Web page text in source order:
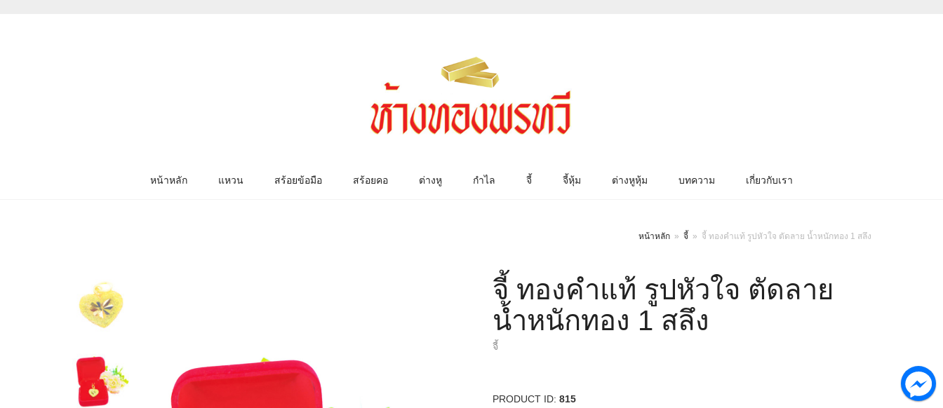
หน้าหลัก แหวน สร้อยข้อมือ สร้อยคอ ต่างหู กำไล จี้ จี้หุ้ม ต่างหูหุ้ม บทความ เกี่ยวกับเรา
หน้าหลัก » จี้ » จี้ ทองคำแท้ รูปหัวใจ ตัดลาย น้ำหนักทอง 1 สลึง
จี้ ทองคำแท้ รูปหัวใจ ตัดลาย
น้ำหนักทอง 1 สลึง
จี้
PRODUCT ID: 815